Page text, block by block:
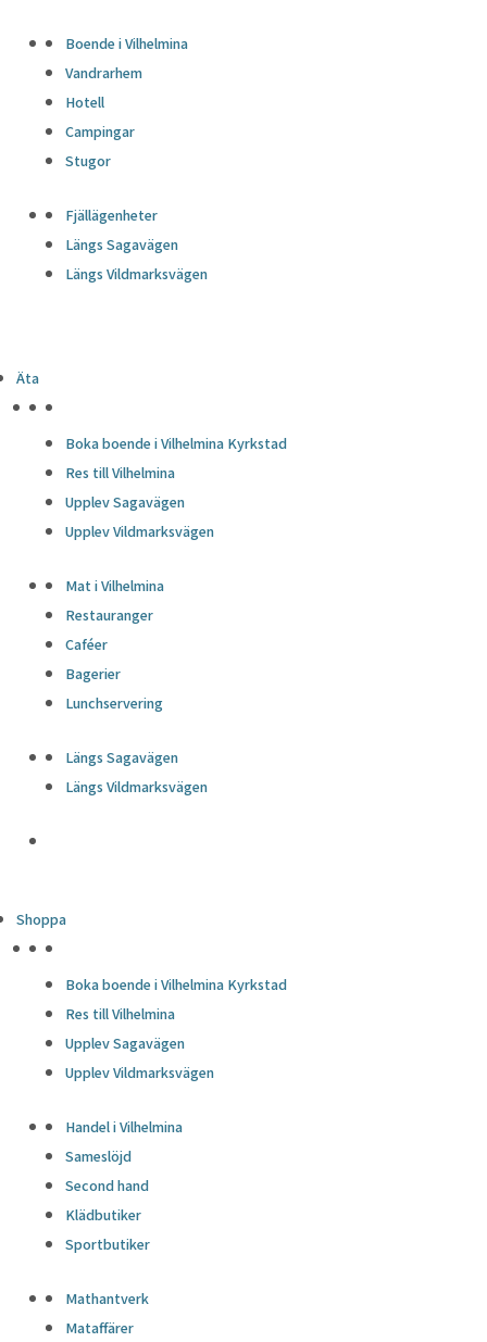
Boende i Vilhelmina
Vandrarhem
Hotell
Campingar
Stugor
Fjällägenheter
Längs Sagavägen
Längs Vildmarksvägen
Äta
Boka boende i Vilhelmina Kyrkstad
Res till Vilhelmina
Upplev Sagavägen
Upplev Vildmarksvägen
Mat i Vilhelmina
Restauranger
Caféer
Bagerier
Lunchservering
Längs Sagavägen
Längs Vildmarksvägen
Shoppa
Boka boende i Vilhelmina Kyrkstad
Res till Vilhelmina
Upplev Sagavägen
Upplev Vildmarksvägen
Handel i Vilhelmina
Sameslöjd
Second hand
Klädbutiker
Sportbutiker
Mathantverk
Mataffärer